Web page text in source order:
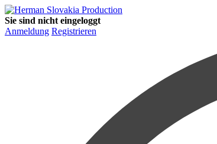
Sie sind nicht eingeloggt
Anmeldung Registrieren